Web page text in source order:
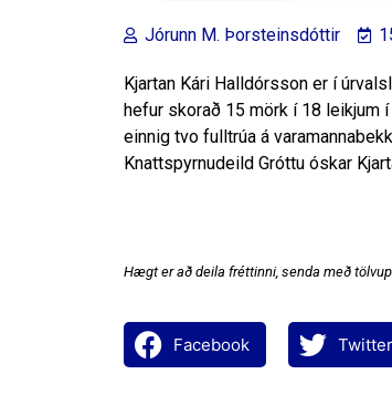
Jórunn M. Þorsteinsdóttir
Kjartan Kári Halldórsson er í
hefur skorað 15 mörk í 18 leikjum
einnig tvo fulltrúa á
Knattspyrnudeild Gróttu óskar
Hægt er að deila fréttinni, senda með
Facebook Twitter